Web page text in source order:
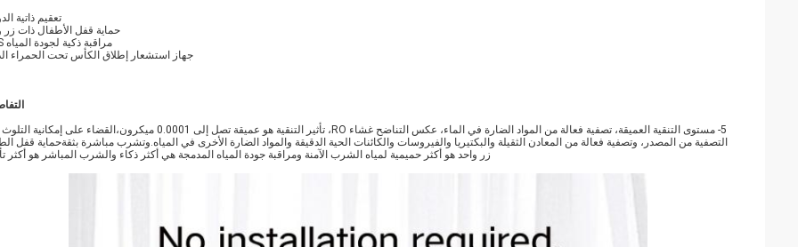
تعقيم ذاتية
حماية قفل الأطفال ذات زر
مراقبة ذكية لجودة المياه TDS
جهاز استشعار إطلاق الكأس تحت الحمراء
زر واحد هو أكثر حميمية لمياه الشرب الآمنة ومراقبة جودة المياه المدمجة هي أكثر ذكاء والشرب المباشر هو أكثر